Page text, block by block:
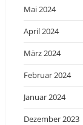
Mai 2024
April 2024
März 2024
Februar 2024
Januar 2024
Dezember 2023